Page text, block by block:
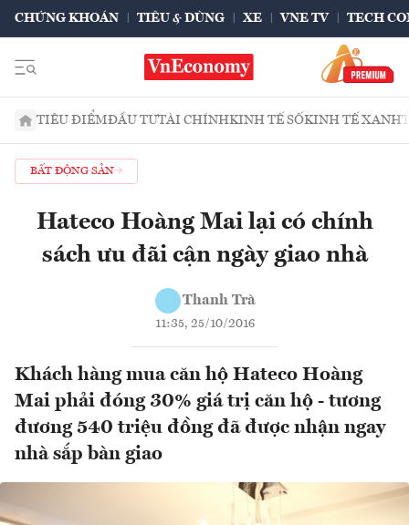
CHỨNG KHOÁN TIÊU & DÙNG XE VNE TV TECH
TIÊU ĐIỂMĐẦU TƯTÀI CHÍNHKINH TẾ SỐKINH TẾ XANH
BẤT ĐỘNG SẢN
Hateco Hoàng Mai lại có chính
sách ưu đãi cận ngày giao nhà
Thanh Trà
11:35, 25/10/2016
Khách hàng mua căn hộ Hateco Hoàng
Mai phải đóng 30% giá trị căn hộ - tương
đương 540 triệu đồng đã được nhận ngay
nhà sắp bàn giao